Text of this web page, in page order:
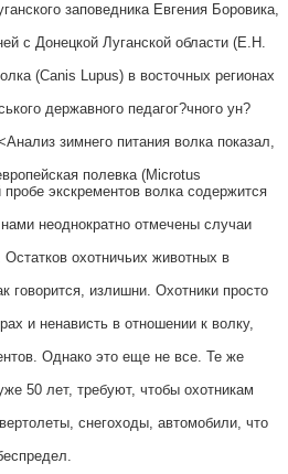
заповедника Евгения Боровика,
с Донецкой Луганской области (Е.Н.
(Canis Lupus) в восточных регионах
державного педагог?чного ун?
зимнего питания волка показал,
полевка (Microtus
экскрементов волка содержится
неоднократно отмечены случаи
охотничьих животных в
говорится, излишни. Охотники просто
и ненависть в отношении к волку,
Однако это еще не все. Те же
50 лет, требуют, чтобы охотникам
снегоходы, автомобили, что